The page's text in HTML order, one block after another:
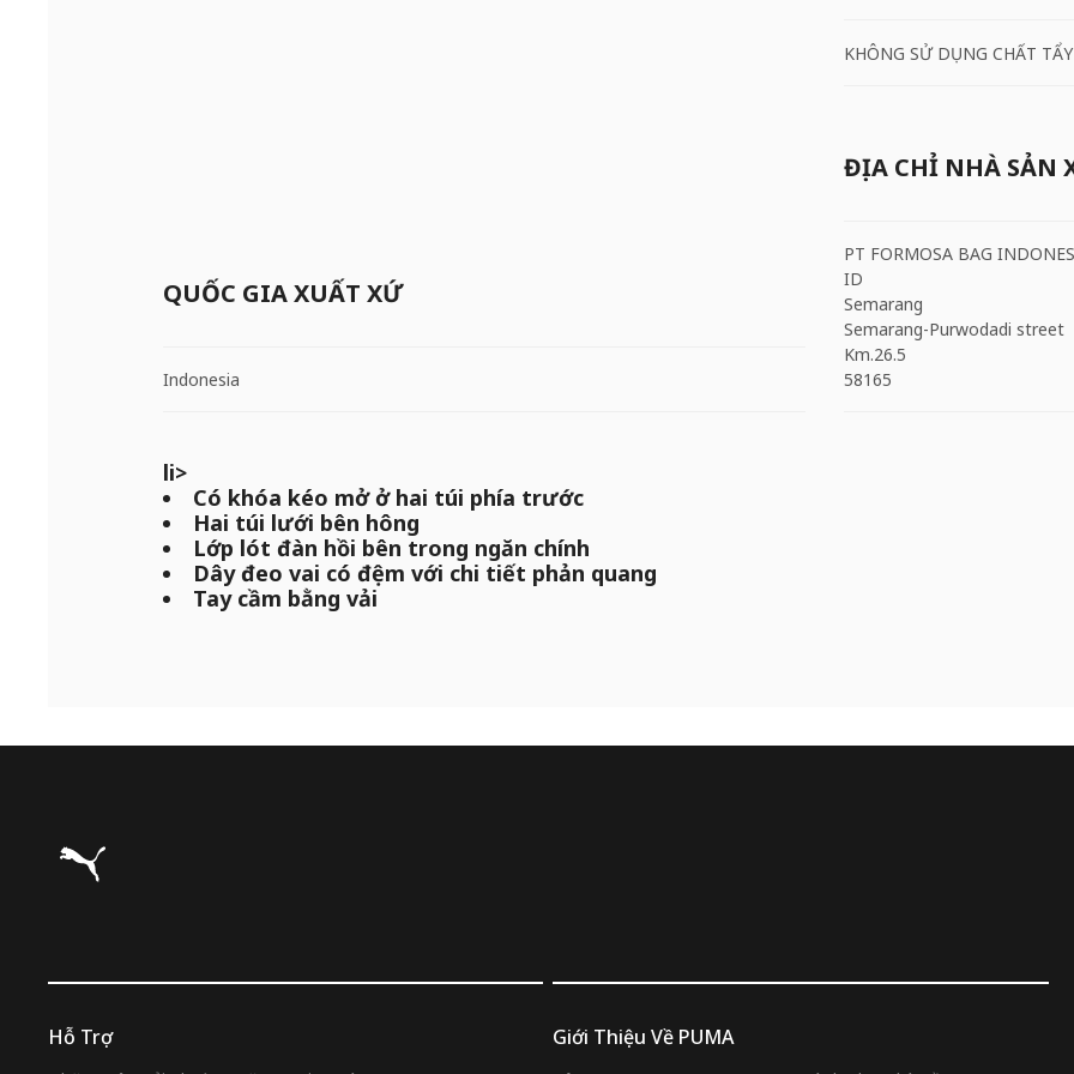
li>
Có khóa kéo mở ở hai túi phía trước
Hai túi lưới bên hông
Lớp lót đàn hồi bên trong ngăn chính
Dây đeo vai có đệm với chi tiết phản quang
Tay cầm bằng vải
KHÔNG SỬ DỤNG CHẤT TẨY
ĐỊA CHỈ NHÀ SẢN
PT FORMOSA BAG
ID
Semarang
Semarang-Purwodadi street
Km.26.5
58165
QUỐC GIA XUẤT XỨ
Indonesia
Puma Trang chủ
Hỗ Trợ Giới Thiệu Về PUMA